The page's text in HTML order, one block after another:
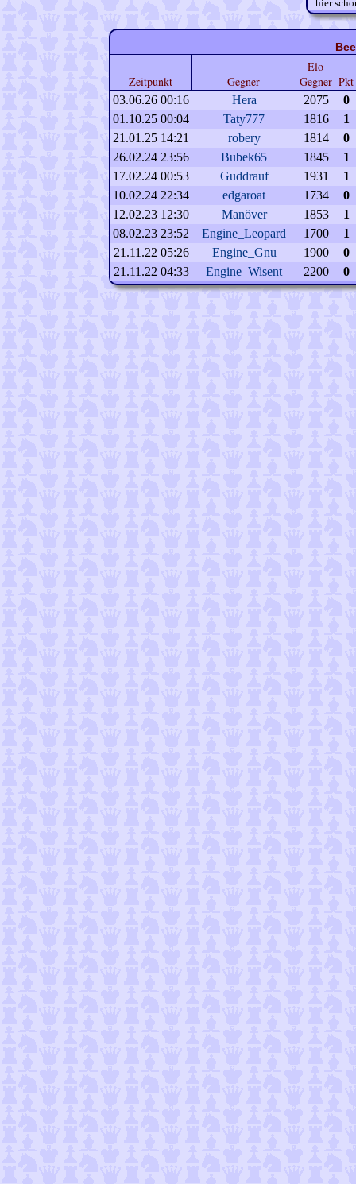
hier
Zeitpunkt Gegner
Elo
Gegner Pkt
03.06.26 00:16 Hera 2075
0
01.10.25 00:04
Taty777 1816
1
21.01.25 14:21
robery 1814
0
26.02.24 23:56
Bubek65 1845
1
17.02.24 00:53
Guddrauf 1931
1
10.02.24 22:34
edgaroat 1734
0
12.02.23 12:30
Manöver 1853
1
08.02.23 23:52
Engine_Leopard 1700
1
21.11.22 05:26
Engine_Gnu 1900
0
21.11.22 04:33
Engine_Wisent 2200 0